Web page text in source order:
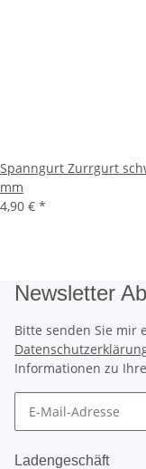
Spanngurt Zurrgurt
mm
4,90 € *
Newsletter
Bitte senden Sie mir
Informationen zu
Ladengeschäft